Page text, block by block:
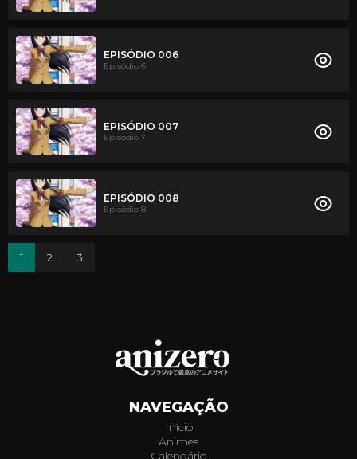
EPISÓDIO 006
Episódio 6
EPISÓDIO 007
Episódio 7
EPISÓDIO 008
Episódio 8
1 2 3
NAVEGAÇÃO
Início
Animes
Calendário